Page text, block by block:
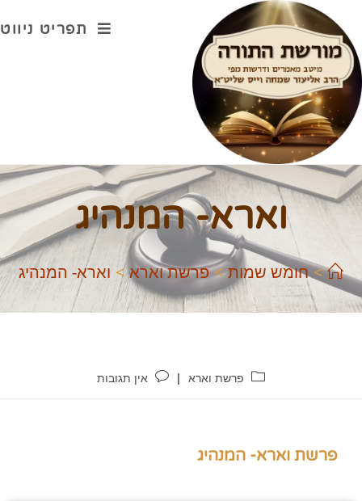
תפריט ניווט
וארא- המנהיג
> חומש שמות > פרשת וארא > וארא- המנהיג
פרשת וארא אין תגובות
פרשת וארא- המנהיג